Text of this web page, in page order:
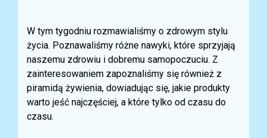
W tym tygodniu rozmawialiśmy o zdrowym stylu
życia. Poznawaliśmy różne nawyki, które sprzyjają
naszemu zdrowiu i dobremu samopoczuciu. Z
zainteresowaniem zapoznaliśmy się również z
piramidą żywienia, dowiadując się, jakie produkty
warto jeść najczęściej, a które tylko od czasu do
czasu.